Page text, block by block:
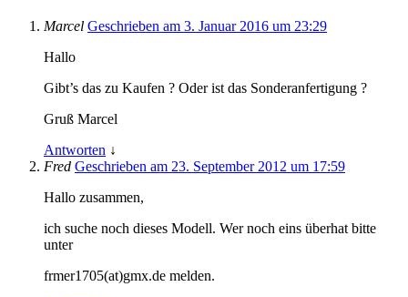
Marcel Geschrieben am 3. Januar 2016 um 23:29
Hallo
Gibt’s das zu Kaufen ? Oder ist das Sonderanfertigung ?
Gruß Marcel
Antworten ↓
Fred Geschrieben am 23. September 2012 um 17:59
Hallo zusammen,
ich suche noch dieses Modell. Wer noch eins überhat bitte
unter
frmer1705(at)gmx.de melden.